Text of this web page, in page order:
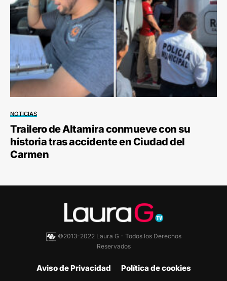
NOTICIAS
Trailero de Altamira conmueve con su
historia tras accidente en Ciudad del
Carmen
©2013-2022 Laura G - Todos los Derechos
Reservados
Aviso de Privacidad Política de cookies